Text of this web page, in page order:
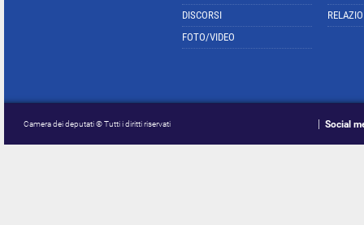
DISCORSI
FOTO/VIDEO
Camera dei deputati © Tutti i diritti riservati Social